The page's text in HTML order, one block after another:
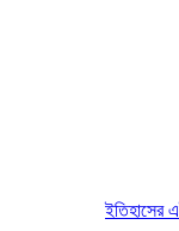
ইতিহাসের